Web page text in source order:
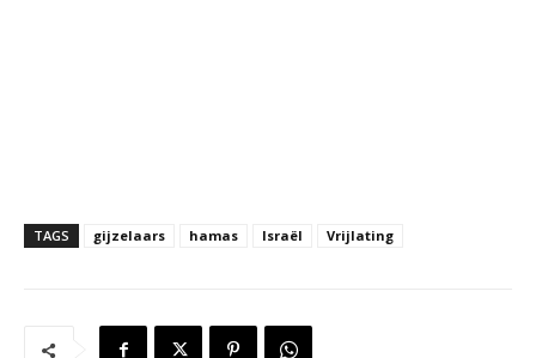
TAGS gijzelaars hamas Israël Vrijlating